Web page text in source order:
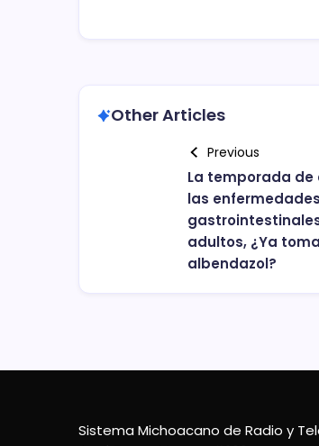
Other Articles
Previous
La temporada
las enfermedades
adultos, ¿Ya
albendazol?
Sistema Michoacano de Radio y